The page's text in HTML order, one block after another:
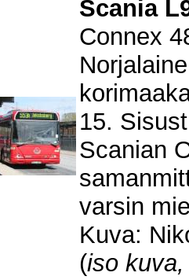
Scania
Connex
15.
Scanian
varsin
Kuva:
(iso